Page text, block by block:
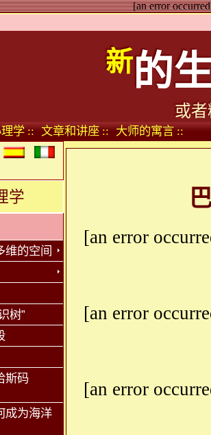
[an error
新的
或
学 :: 文章和讲座 :: 大师的寓言 ::
学
维的空间
树”
斯码
成为海洋
[an error
[an error
[an error